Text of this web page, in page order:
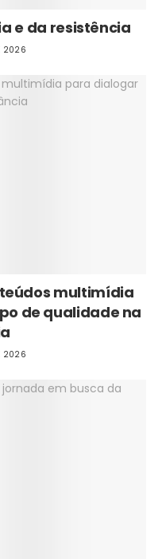
e da resistência
2026
multimídia
de qualidade na
2026